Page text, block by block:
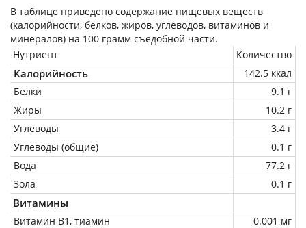
В таблице приведено содержание пищевых веществ
(калорийности, белков, жиров, углеводов, витаминов и
минералов) на 100 грамм съедобной части.
Нутриент
Количество
Калорийность
142.5 ккал
Белки
9.1 г
Жиры
10.2 г
Углеводы
3.4 г
Углеводы (общие)
0.1 г
Вода
77.2 г
Зола
0.1 г
Витамины
Витамин В1, тиамин
0.001 мг